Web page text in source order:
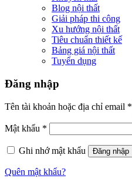
Blog nội thất
Giải pháp thi công
Xu hướng nội thất
Tiêu chuẩn thiết kế
Bảng giá nội thất
Tuyển dụng
Đăng nhập
Tên tài khoản hoặc địa chỉ email *
Mật khẩu *
Ghi nhớ mật khẩu Đăng nhập
Quên mật khẩu?